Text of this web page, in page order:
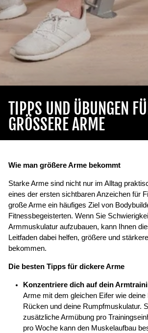
TIPPS UND ÜBUNGEN
GRÖSSERE ARME
Wie man größere Arme bekommt
Starke Arme sind nicht nur im Alltag
eines der ersten sichtbaren Anzeichen für
große Arme ein häufiges Ziel von
Fitnessbegeisterten. Wenn Sie
Armmuskulatur aufzubauen, kann Ihnen
Leitfaden dabei helfen, größere und
bekommen.
Die besten Tipps für dickere Arme
Konzentriere dich auf dein
Arme mit dem gleichen Eifer wie deine
Rücken und deine Rumpfmuskulatur.
zusätzliche Armübung pro
pro Woche kann den Muskelaufbau